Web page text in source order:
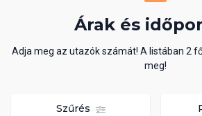
Árak és
Adja meg az utazók számát! A listában 2
meg!
Szűrés